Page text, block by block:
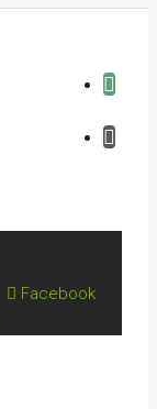
Facebook